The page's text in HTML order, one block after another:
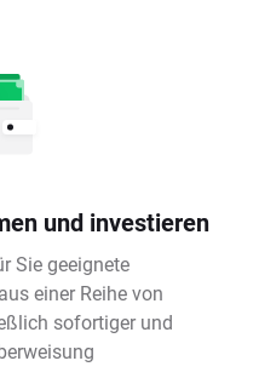
und investieren
Sie geeignete
einer Reihe von
sofortiger und